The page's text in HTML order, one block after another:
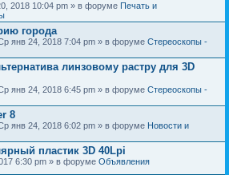
2018 10:04 pm » в форуме Печать и
города
янв 24, 2018 7:04 pm » в форуме Стереоскопы -
линзовому растру для 3D
янв 24, 2018 6:45 pm » в форуме Стереоскопы -
8
янв 24, 2018 6:02 pm » в форуме Новости и
пластик 3D 40Lpi
6:30 pm » в форуме Объявления